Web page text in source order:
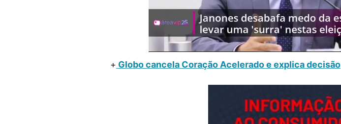
+ Globo cancela Coração Acelerado e explica decisão